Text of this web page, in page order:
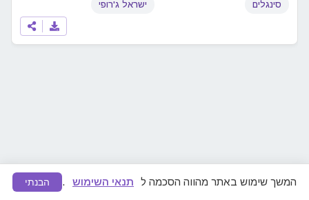
המשך שימוש באתר מהווה הסכמה ל תנאי השימוש . הבנתי
סינגלים ישראל ג'רופי
מצאתם תוכן לא ראוי או הפרת זכויות יוצרים? ונפעל להסרה מיידית.